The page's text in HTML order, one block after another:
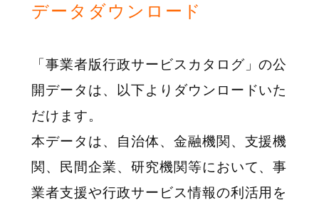
データダウンロード
「事業者版行政サービスカタログ」の公
開データは、以下よりダウンロードいた
だけます。
本データは、自治体、金融機関、支援機
関、民間企業、研究機関等において、事
業者支援や行政サービス情報の利活用を